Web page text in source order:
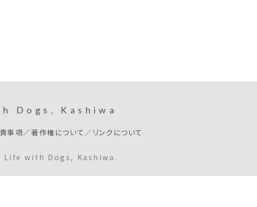
Dogs, Kashiwa
事項／著作権について／リンクについて
Life with Dogs, Kashiwa.